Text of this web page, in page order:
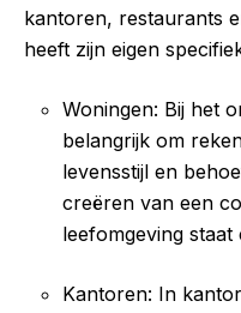
kantoren, restaurants
heeft zijn eigen
Woningen: Bij het
belangrijk om
levensstijl en
creëren van een
leefomgeving staat
Kantoren: In